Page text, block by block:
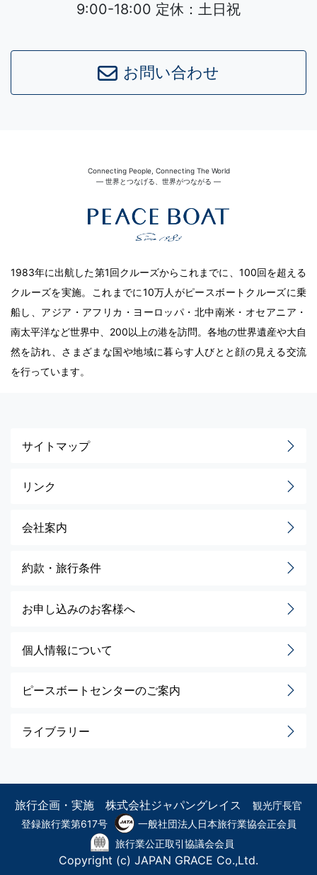
9:00-18:00 定休：土日祝
お問い合わせ
Connecting People, Connecting The World
― 世界とつなげる、世界がつながる ―
1983年に出航した第1回クルーズからこれまでに、100回を超える
クルーズを実施。これまでに10万人がピースボートクルーズに乗
船し、アジア・アフリカ・ヨーロッパ・北中南米・オセアニア・
南太平洋など世界中、200以上の港を訪問。各地の世界遺産や大自
然を訪れ、さまざまな国や地域に暮らす人びとと顔の見える交流
を行っています。
サイトマップ
リンク
会社案内
約款・旅行条件
お申し込みのお客様へ
個人情報について
ピースボートセンターのご案内
ライブラリー
旅行企画・実施 株式会社ジャパングレイス 観光庁長官
登録旅行業第617号
一般社団法人日本旅行業協会正会員
旅行業公正取引協議会会員
Copyright (c) JAPAN GRACE Co.,Ltd.